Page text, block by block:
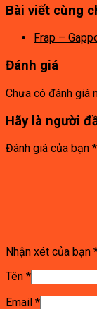
Bài viết cùng
Frap –
Đánh giá
Chưa có đánh giá
Hãy là người
Đánh giá của bạn *
Nhận xét của bạn
Tên *
Email *